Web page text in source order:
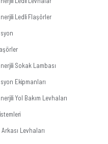
Ledli Flaşörler
Sokak Lambası
Ekipmanları
Yol Bakım Levhaları
Levhaları